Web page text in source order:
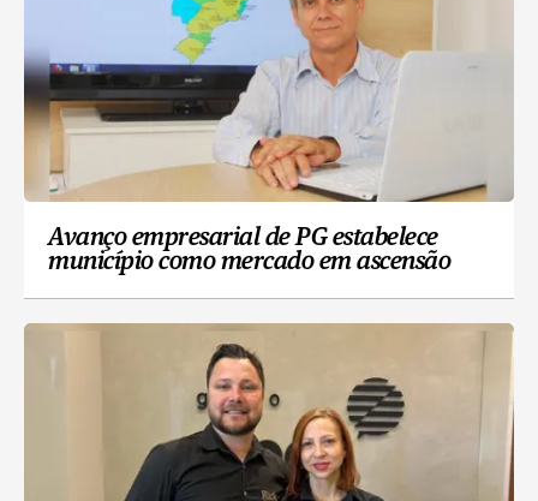
Avanço empresarial de PG estabelece
município como mercado em ascensão